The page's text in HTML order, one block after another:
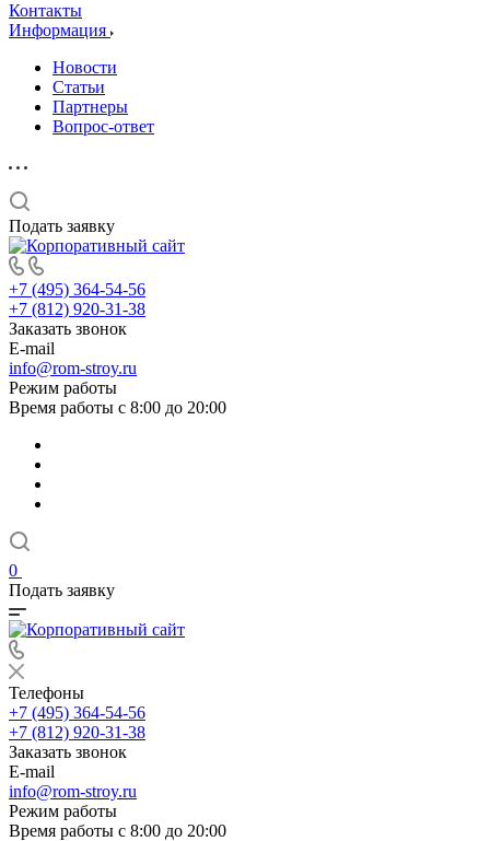
Контакты
Информация
Новости
Статьи
Партнеры
Вопрос-ответ
Подать заявку
+7 (495) 364-54-56
+7 (812) 920-31-38
Заказать звонок
E-mail
info@rom-stroy.ru
Режим работы
Время работы с 8:00 до 20:00
0
Подать заявку
Телефоны
+7 (495) 364-54-56
+7 (812) 920-31-38
Заказать звонок
E-mail
info@rom-stroy.ru
Режим работы
Время работы с 8:00 до 20:00